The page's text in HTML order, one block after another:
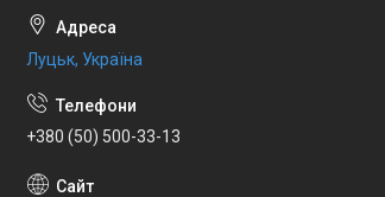
Луцьк, Україна
+380 (50) 500-33-13